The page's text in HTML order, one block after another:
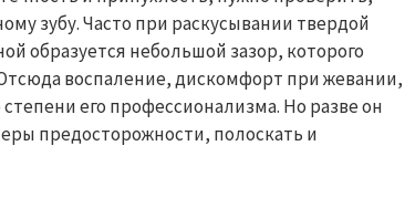
зубу. Часто при раскусывании твердой
образуется небольшой зазор, которого
воспаление, дискомфорт при жевании,
его профессионализма. Но разве он
предосторожности, полоскать и